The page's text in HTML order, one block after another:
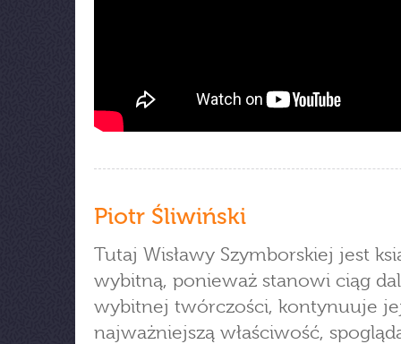
Piotr Śliwiński
Tutaj Wisławy Szymborskiej jest
wybitną, ponieważ stanowi ciąg
wybitnej twórczości, kontynuuje
najważniejszą właściwość,